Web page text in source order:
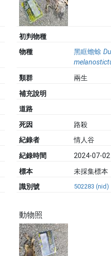
初判物種
物種
黑眶蟾蜍
類群
兩生
補充說明
道路
死因
路殺
紀錄者
情人谷
紀錄時間
2024-07-
標本
未採集標本
識別號
502283 (nid)
動物照